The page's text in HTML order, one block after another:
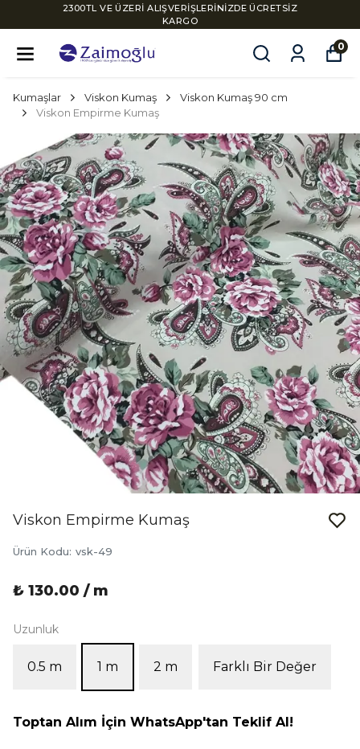
2300TL VE ÜZERİ ALIŞVERİŞLERİNİZDE ÜCRETSİZ
KARGO
0
Kumaşlar Viskon Kumaş
Viskon Kumaş 90 cm
Viskon Empirme Kumaş
Viskon Empirme Kumaş
Ürün Kodu: vsk-49
₺ 130.00 / m
Uzunluk
0.5 m 1 m 2 m Farklı Bir Değer
Toptan Alım İçin WhatsApp'tan Teklif Al!